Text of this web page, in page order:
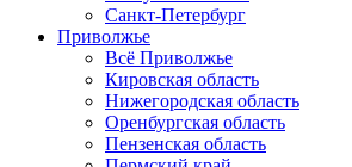
Санкт-Петербург
Приволжье
Всё Приволжье
Кировская область
Нижегородская область
Оренбургская область
Пензенская область